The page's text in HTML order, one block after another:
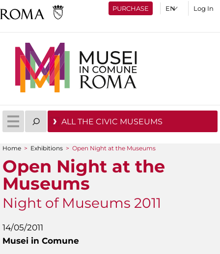
PURCHASE Log In
ALL THE CIVIC MUSEUMS
You are here
Home > Exhibitions > Open Night at the Museums
Open Night at the
Museums
Night of Museums 2011
14/05/2011
Musei in Comune